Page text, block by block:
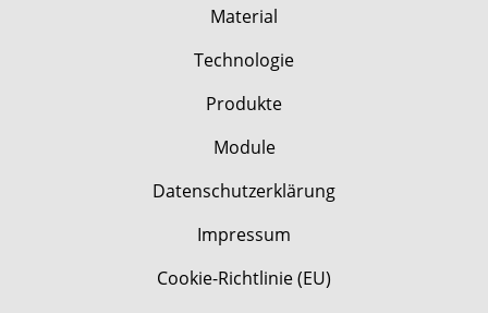
Material
Technologie
Produkte
Module
Datenschutzerklärung
Impressum
Cookie-Richtlinie (EU)